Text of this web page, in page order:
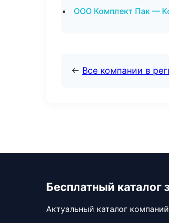
ООО Комплект Пак —
← Все компании в
Бесплатный каталог
Актуальный каталог